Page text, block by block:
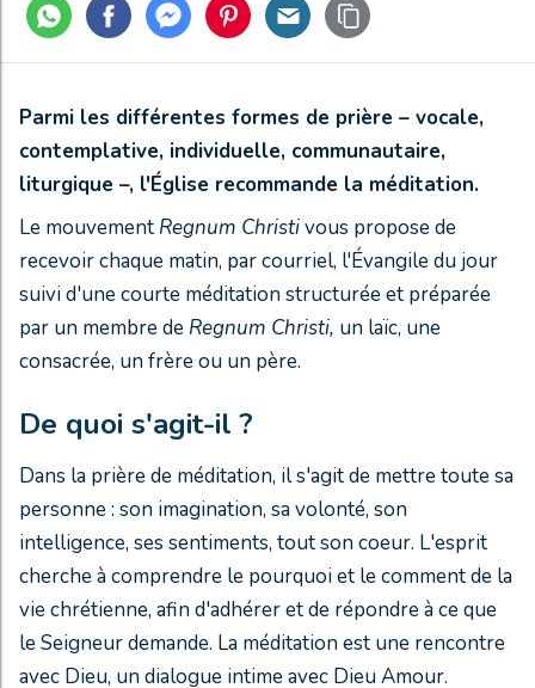
Parmi les différentes formes de prière – vocale,
contemplative, individuelle, communautaire,
liturgique –, l'Église recommande la méditation.
Le mouvement Regnum Christivous propose de
recevoir chaque matin, par courriel, l'Évangile du jour
suivi d'une courte méditation structurée et préparée
par un membre de Regnum Christi, un laïc, une
consacrée, un frère ou un père.
De quoi s'agit-il ?
Dans la prière de méditation, il s'agit de mettre toute sa
personne : son imagination, sa volonté, son
intelligence, ses sentiments, tout son coeur. L'esprit
cherche à comprendre le pourquoi et le comment de la
vie chrétienne, afin d'adhérer et de répondre à ce que
le Seigneur demande. La méditation est une rencontre
avec Dieu, un dialogue intime avec Dieu Amour.